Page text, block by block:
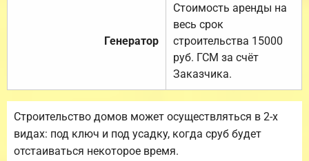
Генератор
Стоимость аренды на
весь срок
строительства 15000
руб. ГСМ за счёт
Заказчика.
Строительство домов может осуществляться в 2-х
видах: под ключ и под усадку, когда сруб будет
отстаиваться некоторое время.